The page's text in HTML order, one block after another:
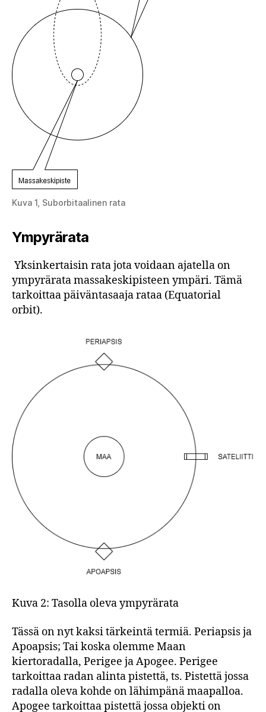
Kuva 1, Suborbitaalinen rata
Ympyrärata
Yksinkertaisin rata jota voidaan ajatella on
ympyrärata massakeskipisteen ympäri. Tämä
tarkoittaa päiväntasaaja rataa (Equatorial
orbit).
Kuva 2: Tasolla oleva ympyrärata
Tässä on nyt kaksi tärkeintä termiä. Periapsis ja
Apoapsis; Tai koska olemme Maan
kiertoradalla, Perigee ja Apogee. Perigee
tarkoittaa radan alinta pistettä, ts. Pistettä jossa
radalla oleva kohde on lähimpänä maapalloa.
Apogee tarkoittaa pistettä jossa objekti on